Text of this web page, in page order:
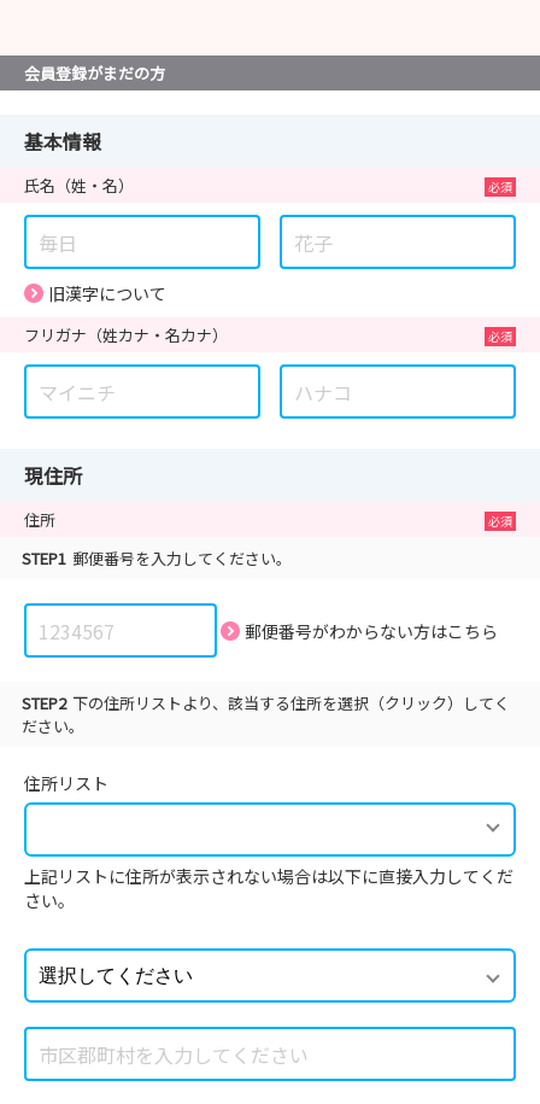
会員登録がまだの方
基本情報
氏名 （姓・名）
旧漢字について
フリガナ （姓カナ・名カナ）
現住所
住所
STEP1 郵便番号を入力してください。
郵便番号がわからない方はこちら
STEP2 下の住所リストより、該当する住所を選択（クリック）してく
ださい。
住所リスト
上記リストに住所が表示されない場合は以下に直接入力してくだ
さい。